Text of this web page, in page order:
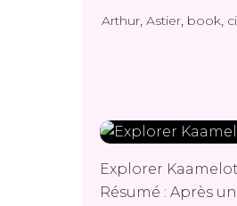
Arthur, Astier, book,
Explorer
Résumé : Après